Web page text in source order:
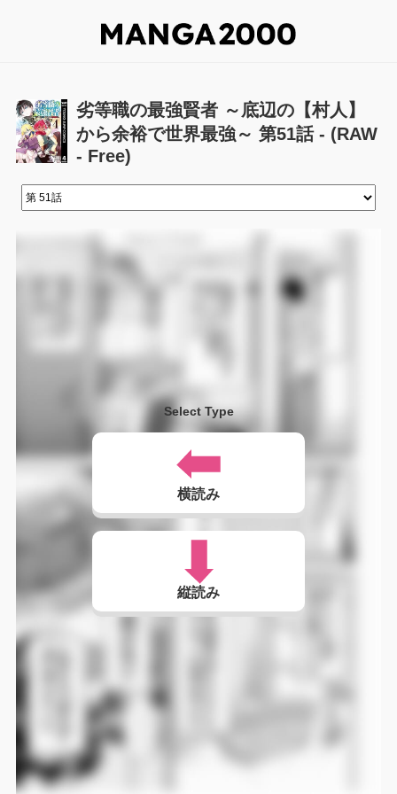
劣等職の最強賢者 ～底辺の【村人】
から余裕で世界最強～ 第51話 - (RAW
- Free)
Select Type
横読み
縦読み